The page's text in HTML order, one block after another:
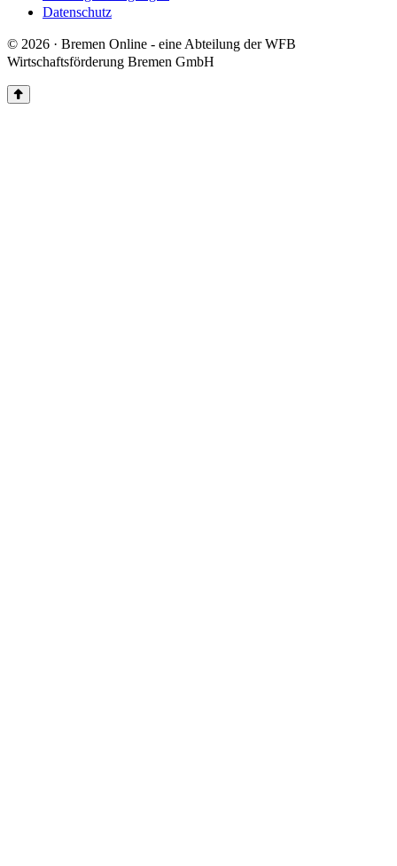
Datenschutz
© 2026 · Bremen Online - eine Abteilung der WFB
Wirtschaftsförderung Bremen GmbH